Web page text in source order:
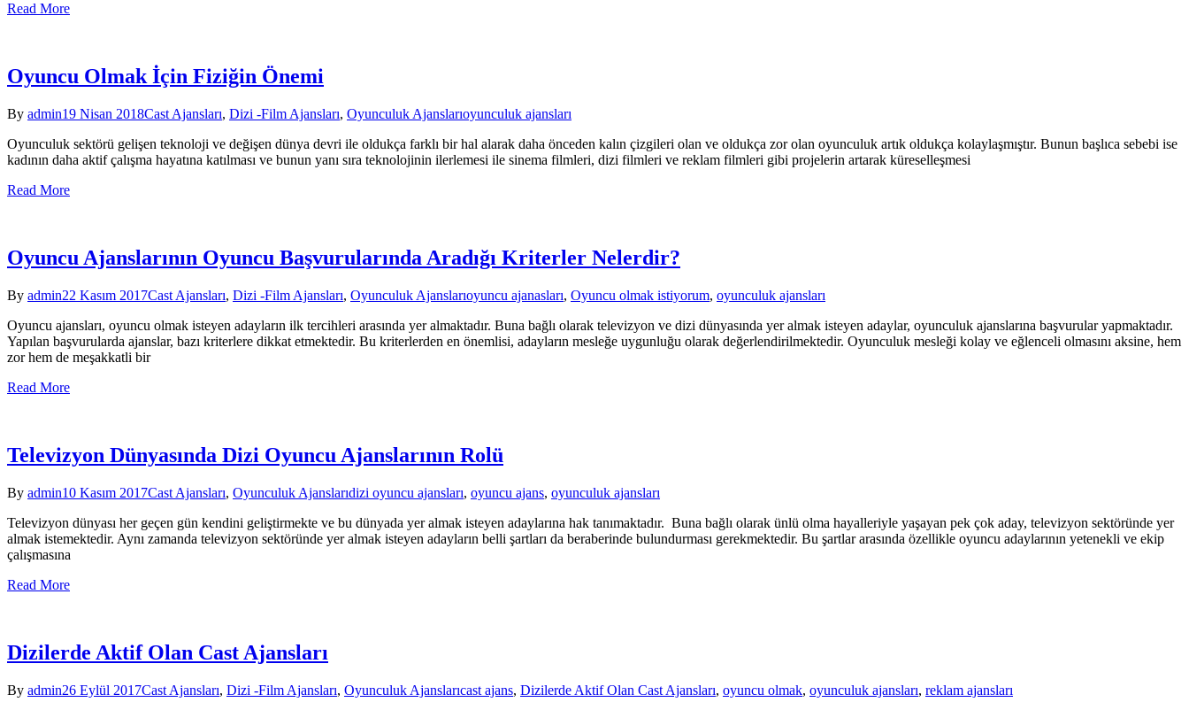
Read More
Oyuncu Olmak İçin Fiziğin Önemi
By admin19 Nisan 2018Cast Ajansları, Dizi -Film Ajansları, Oyunculuk Ajanslarıoyunculuk ajansları
Oyunculuk sektörü gelişen teknoloji ve değişen dünya devri ile oldukça farklı bir hal alarak daha önceden kalın çizgileri olan ve oldukça zor olan oyunculuk artık oldukça kolaylaşmıştır. Bunun başlıca sebebi ise
kadının daha aktif çalışma hayatına katılması ve bunun yanı sıra teknolojinin ilerlemesi ile sinema filmleri, dizi filmleri ve reklam filmleri gibi projelerin artarak küreselleşmesi
Read More
Oyuncu Ajanslarının Oyuncu Başvurularında Aradığı Kriterler Nelerdir?
By admin22 Kasım 2017Cast Ajansları, Dizi -Film Ajansları, Oyunculuk Ajanslarıoyuncu ajanasları, Oyuncu olmak istiyorum, oyunculuk ajansları
Oyuncu ajansları, oyuncu olmak isteyen adayların ilk tercihleri arasında yer almaktadır. Buna bağlı olarak televizyon ve dizi dünyasında yer almak isteyen adaylar, oyunculuk ajanslarına başvurular yapmaktadır.
Yapılan başvurularda ajanslar, bazı kriterlere dikkat etmektedir. Bu kriterlerden en önemlisi, adayların mesleğe uygunluğu olarak değerlendirilmektedir. Oyunculuk mesleği kolay ve eğlenceli olmasını aksine, hem
zor hem de meşakkatli bir
Read More
Televizyon Dünyasında Dizi Oyuncu Ajanslarının Rolü
By admin10 Kasım 2017Cast Ajansları, Oyunculuk Ajanslarıdizi oyuncu ajansları, oyuncu ajans, oyunculuk ajansları
Televizyon dünyası her geçen gün kendini geliştirmekte ve bu dünyada yer almak isteyen adaylarına hak tanımaktadır. Buna bağlı olarak ünlü olma hayalleriyle yaşayan pek çok aday, televizyon sektöründe yer
almak istemektedir. Aynı zamanda televizyon sektöründe yer almak isteyen adayların belli şartları da beraberinde bulundurması gerekmektedir. Bu şartlar arasında özellikle oyuncu adaylarının yetenekli ve ekip
çalışmasına
Read More
Dizilerde Aktif Olan Cast Ajansları
By admin26 Eylül 2017Cast Ajansları, Dizi -Film Ajansları, Oyunculuk Ajanslarıcast ajans, Dizilerde Aktif Olan Cast Ajansları, oyuncu olmak, oyunculuk ajansları, reklam ajansları